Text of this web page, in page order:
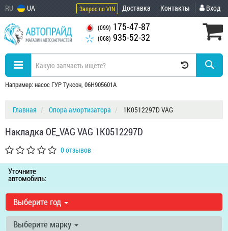
RU UA Запрос по VIN Доставка Контакты Вход
(099) 175-47-87
(068) 935-52-32
Например: насос ГУР Туксон, 06H905601A
Главная Опора амортизатора 1K0512297D VAG
Накладка OE_VAG VAG 1K0512297D
0 отзывов
Уточните
автомобиль:
Выберите год
Выберите марку